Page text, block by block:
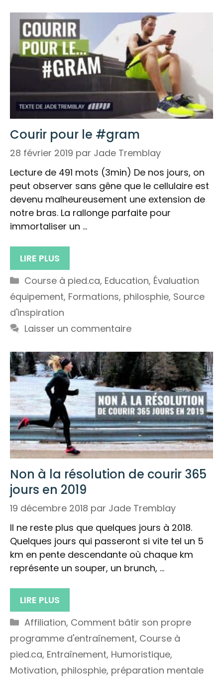
Courir pour le #gram
28 février 2019 par Jade Tremblay
Lecture de 491 mots (3min) De nos jours, on
peut observer sans gêne que le cellulaire est
devenu malheureusement une extension de
notre bras. La rallonge parfaite pour
immortaliser un …
LIRE PLUS
Catégories
Course à pied.ca, Education, Évaluation
équipement, Formations, philosphie, Source
d'inspiration
Laisser un commentaire
Non à la résolution de courir 365
jours en 2019
19 décembre 2018 par Jade Tremblay
Il ne reste plus que quelques jours à 2018.
Quelques jours qui passeront si vite tel un 5
km en pente descendante où chaque km
représente un souper, un brunch, …
LIRE PLUS
Catégories
Affiliation, Comment bâtir son propre
programme d'entraînement, Course à
pied.ca, Entraînement, Humoristique,
Motivation, philosphie, préparation mentale